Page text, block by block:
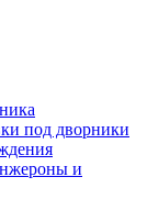
под дворники
и